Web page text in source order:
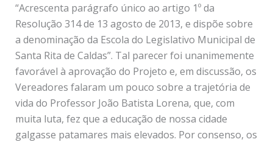
“Acrescenta parágrafo único ao artigo 1º da
Resolução 314 de 13 agosto de 2013, e dispõe sobre
a denominação da Escola do Legislativo Municipal de
Santa Rita de Caldas”. Tal parecer foi unanimemente
favorável à aprovação do Projeto e, em discussão, os
Vereadores falaram um pouco sobre a trajetória de
vida do Professor João Batista Lorena, que, com
muita luta, fez que a educação de nossa cidade
galgasse patamares mais elevados. Por consenso, os